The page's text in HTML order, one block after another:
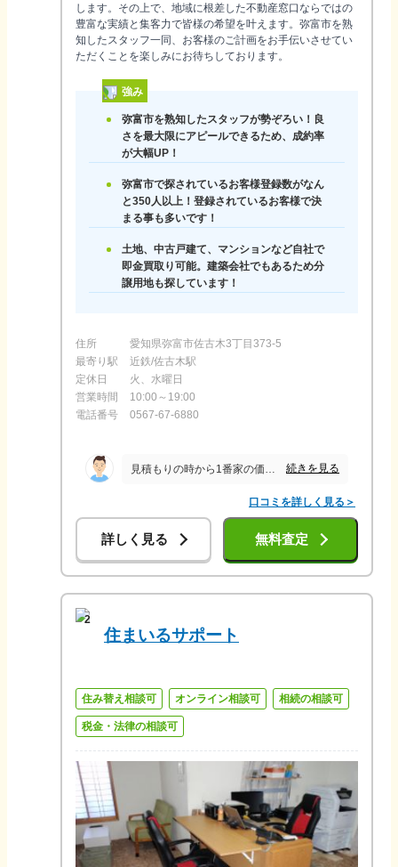
します。その上で、地域に根差した不動産窓口ならではの
豊富な実績と集客力で皆様の希望を叶えます。弥富市を熟
知したスタッフ一同、お客様のご計画をお手伝いさせてい
ただくことを楽しみにお待ちしております。
強み
弥富市を熟知したスタッフが勢ぞろい！良
さを最大限にアピールできるため、成約率
が大幅UP！
弥富市で探されているお客様登録数がなん
と350人以上！登録されているお客様で決
まる事も多いです！
土地、中古戸建て、マンションなど自社で
即金買取り可能。建築会社でもあるため分
譲用地も探しています！
住所
愛知県弥富市佐古木3丁目373-5
最寄り駅
近鉄/佐古木駅
定休日
火、水曜日
営業時間
10:00～19:00
電話番号
0567-67-6880
続きを見る
口コミを詳しく見る＞
詳しく見る 無料査定
2
住まいるサポート
住み替え相談可 オンライン相談可 相続の相談可
税金・法律の相談可